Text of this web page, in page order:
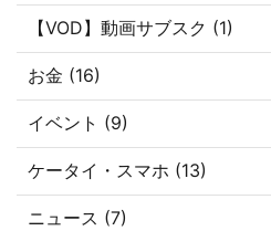
【VOD】動画サブスク (1)
お金 (16)
イベント (9)
ケータイ・スマホ (13)
ニュース (7)